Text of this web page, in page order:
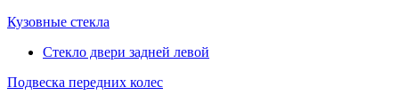
Кузовные стекла
Стекло двери задней левой
Подвеска передних колес